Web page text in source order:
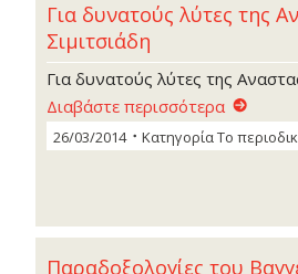
Για δυνατούς λύτες της
Σιµιτσιάδη
Για δυνατούς λύτες της
Διαβάστε περισσότερα
26/03/2014 ΚατηγορίαΤο
Παραδοξολογίες του